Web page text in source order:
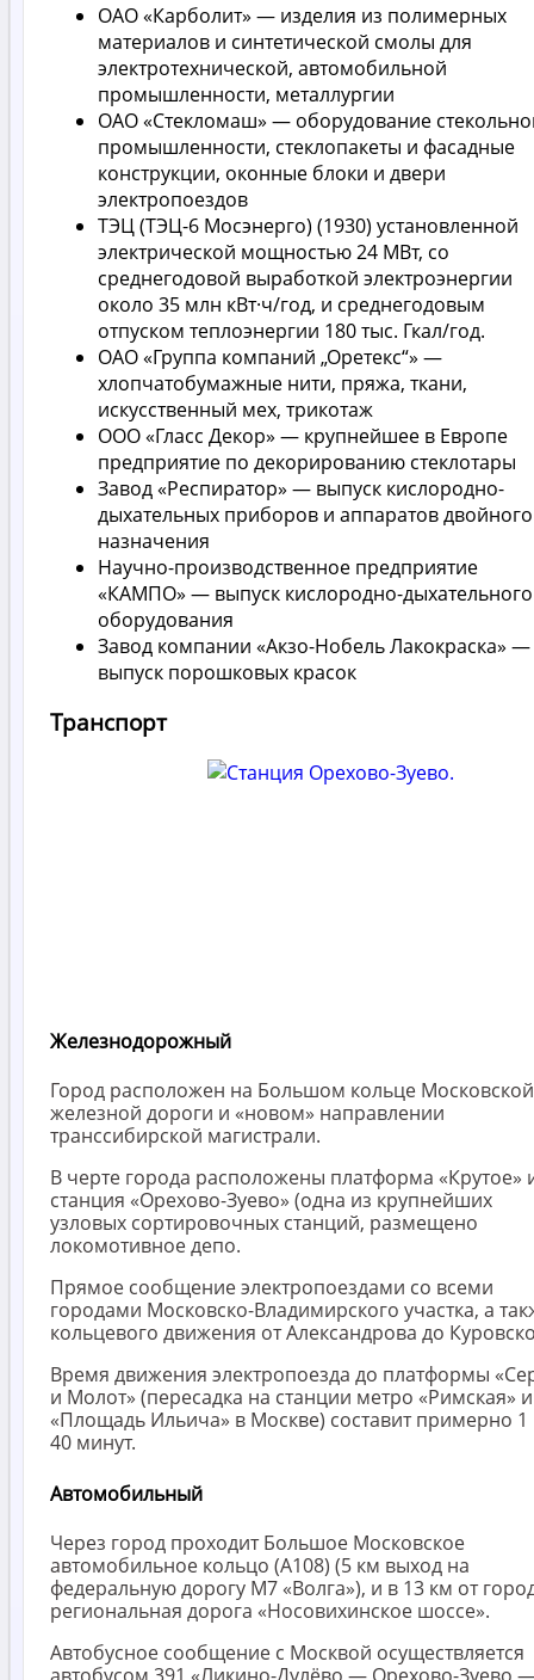
ОАО «Карболит» — изделия из полимерных
материалов и синтетической смолы для
электротехнической, автомобильной
промышленности, металлургии
ОАО «Стекломаш» — оборудование
промышленности, стеклопакеты и фасадные
конструкции, оконные блоки и двери
электропоездов
ТЭЦ (ТЭЦ-6 Мосэнерго) (1930) установленной
электрической мощностью 24 МВт, со
среднегодовой выработкой электроэнергии
около 35 млн кВт·ч/год, и среднегодовым
отпуском теплоэнергии 180 тыс. Гкал/год.
ОАО «Группа компаний „Оретекс“» —
хлопчатобумажные нити, пряжа, ткани,
искусственный мех, трикотаж
ООО «Гласс Декор» — крупнейшее в Европе
предприятие по декорированию стеклотары
Завод «Респиратор» — выпуск кислородно-
дыхательных приборов и аппаратов двойного
назначения
Научно-производственное предприятие
«КАМПО» — выпуск кислородно-дыхательного
оборудования
Завод компании «Акзо-Нобель Лакокраска» —
выпуск порошковых красок
Транспорт
Железнодорожный
Город расположен на Большом кольце Московской
железной дороги и «новом» направлении
транссибирской магистрали.
В черте города расположены платформа «Крутое»
станция «Орехово-Зуево» (одна из крупнейших
узловых сортировочных станций, размещено
локомотивное депо.
Прямое сообщение электропоездами со всеми
городами Московско-Владимирского участка, а
кольцевого движения от Александрова до
Время движения электропоезда до платформы
и Молот» (пересадка на станции метро «Римская» и
«Площадь Ильича» в Москве) составит примерно 1
40 минут.
Автомобильный
Через город проходит Большое Московское
автомобильное кольцо (А108) (5 км выход на
федеральную дорогу М7 «Волга»), и в 13 км от
региональная дорога «Носовихинское шоссе».
Автобусное сообщение с Москвой осуществляется